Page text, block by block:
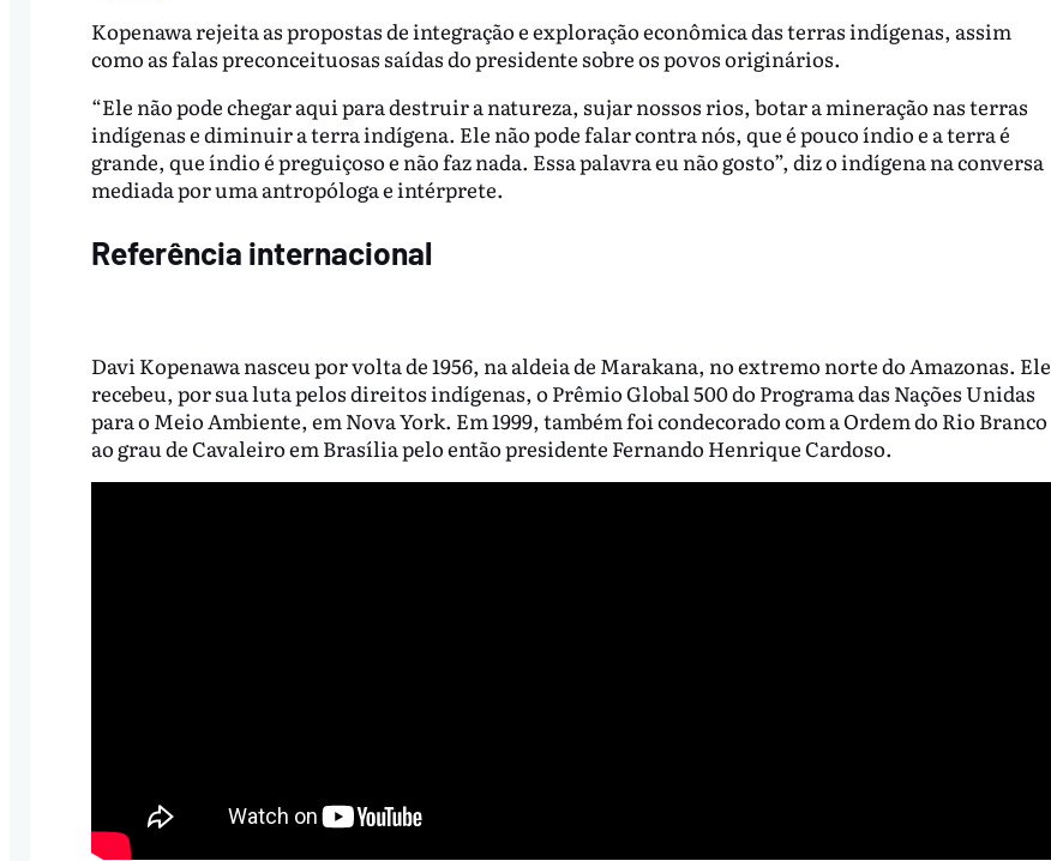
Kopenawa rejeita as propostas de integração e exploração econômica das terras indígenas, assim
como as falas preconceituosas saídas do presidente sobre os povos originários.
“Ele não pode chegar aqui para destruir a natureza, sujar nossos rios, botar a mineração nas terras
indígenas e diminuir a terra indígena. Ele não pode falar contra nós, que é pouco índio e a terra é
grande, que índio é preguiçoso e não faz nada. Essa palavra eu não gosto”, diz o indígena na conversa
mediada por uma antropóloga e intérprete.
Referência internacional
Davi Kopenawa nasceu por volta de 1956, na aldeia de Marakana, no extremo norte do Amazonas. Ele
recebeu, por sua luta pelos direitos indígenas, o Prêmio Global 500 do Programa das Nações Unidas
para o Meio Ambiente, em Nova York. Em 1999, também foi condecorado com a Ordem do Rio Branco
ao grau de Cavaleiro em Brasília pelo então presidente Fernando Henrique Cardoso.